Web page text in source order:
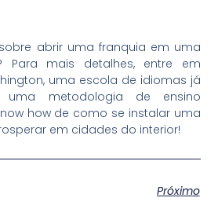
abrir uma franquia em uma
Para mais detalhes, entre em
uma escola de idiomas já
uma metodologia de ensino
how de como se instalar uma
em cidades do interior!
Próximo